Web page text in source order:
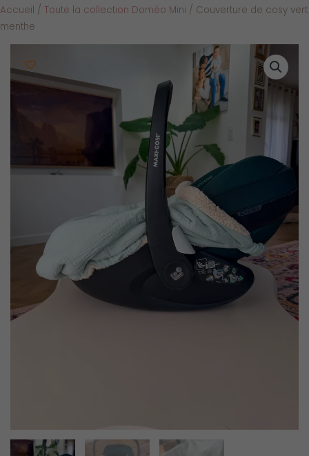
Accueil / Toute la collection Doméo Mini / Couverture de cosy vert
menthe